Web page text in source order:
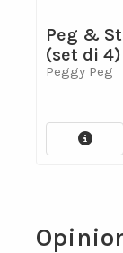
Peg &
(set di 4)
Peggy Peg